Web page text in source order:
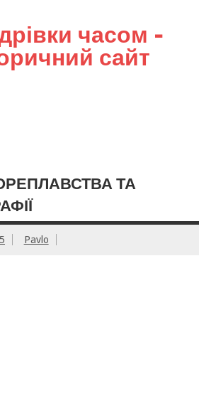
часом –
сайт
ТА
Pavlo